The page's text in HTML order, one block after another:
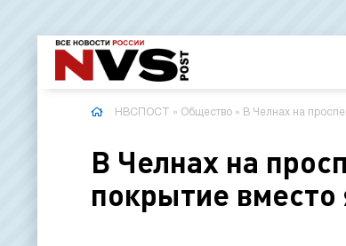
НВСПОСТ » Общество » В Челнах на
В Челнах на
покрытие